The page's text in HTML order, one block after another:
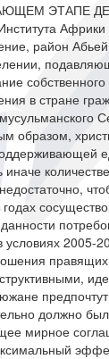
ЭТАПЕ
район
в стране
образом,
2005-
должно